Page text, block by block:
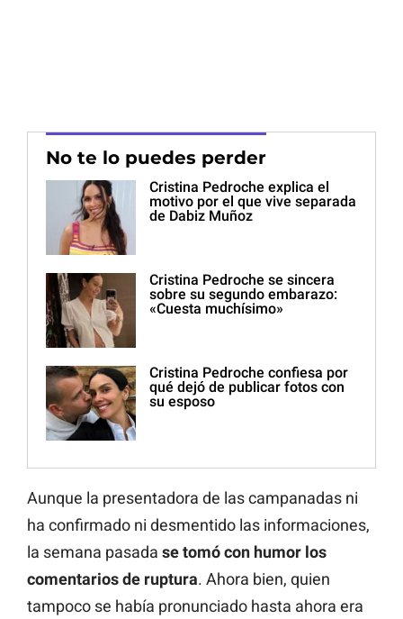
No te lo puedes perder
Cristina Pedroche explica el
motivo por el que vive separada
de Dabiz Muñoz
Cristina Pedroche se sincera
sobre su segundo embarazo:
«Cuesta muchísimo»
Cristina Pedroche confiesa por
qué dejó de publicar fotos con
su esposo
Aunque la presentadora de las campanadas ni
ha confirmado ni desmentido las informaciones,
la semana pasada se tomó con humor los
comentarios de ruptura. Ahora bien, quien
tampoco se había pronunciado hasta ahora era